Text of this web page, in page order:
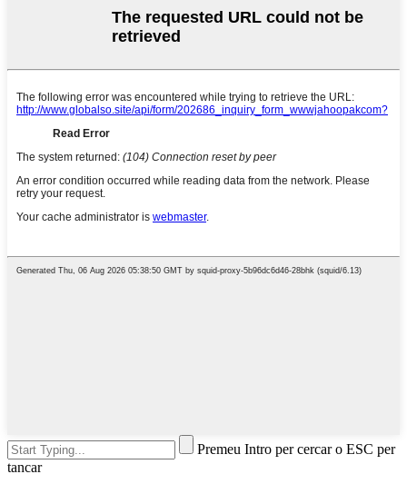
Premeu Intro per cercar o ESC per
tancar